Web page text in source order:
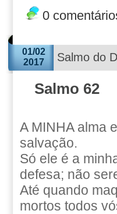
0
01/02
2017
Salmo do
Salmo 62
A MINHA alma
salvação.
Só ele é a
defesa; não
Até quando
mortos todos